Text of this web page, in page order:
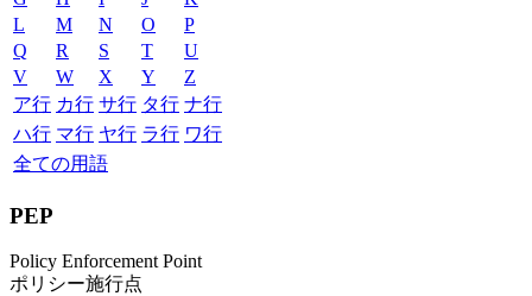
L
M N O
P
Q
R S T
U
V
W X Y
Z
ア行 カ行 サ行 タ行 ナ行
ハ行 マ行 ヤ行 ラ行 ワ行
全ての用語
PEP
Policy Enforcement Point
ポリシー施行点